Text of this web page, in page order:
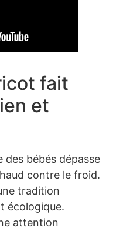
fait
et
bébés dépasse
contre le froid.
tradition
écologique.
attention